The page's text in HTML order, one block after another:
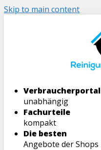
Skip to main content
Verbraucherportal
unabhängig
Fachurteile
kompakt
Die besten
Angebote der Shops